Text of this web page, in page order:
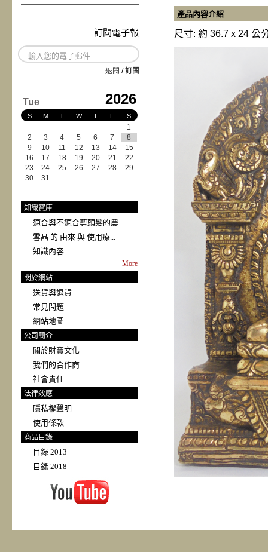
訂閱電子報
退閱 /訂閱
Tue 2026
S M T W T F S
1
2
3 4 5 6 7
8
9
10 11 12 13 14
15
16
17 18 19 20 21
22
23
24 25 26 27 28
29
30
31
知識寶庫
適合與不適合剪頭髮的農...
雪晶 的 由來 與 使用療...
知識內容
More
關於網站
送貨與退貨
常見問題
網站地圖
公司簡介
關於財寶文化
我們的合作商
社會責任
法律效應
隱私權聲明
使用條款
商品目錄
目錄 2013
目錄 2018
產品內容介紹
尺寸: 約 36.7 x 24 公